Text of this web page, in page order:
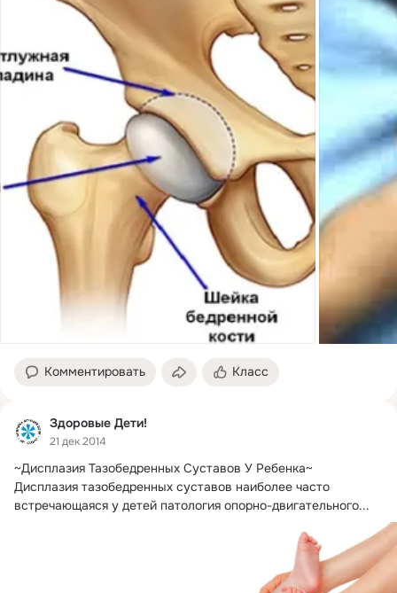
Комментировать Класс
Здоровые Дети!
21 дек 2014
~Дисплазия Тазобедренных Суставов У Ребенка~
Дисплазия тазобедренных суставов наиболее часто
встречающаяся у детей патология опорно-двигательного...